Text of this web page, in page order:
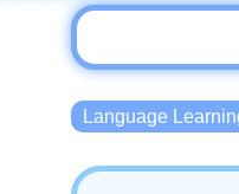
Language